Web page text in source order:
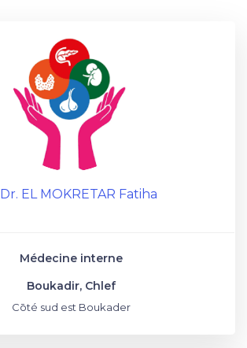
Dr. EL MOKRETAR Fatiha
Médecine interne
Boukadir, Chlef
Cōté sud est Boukader